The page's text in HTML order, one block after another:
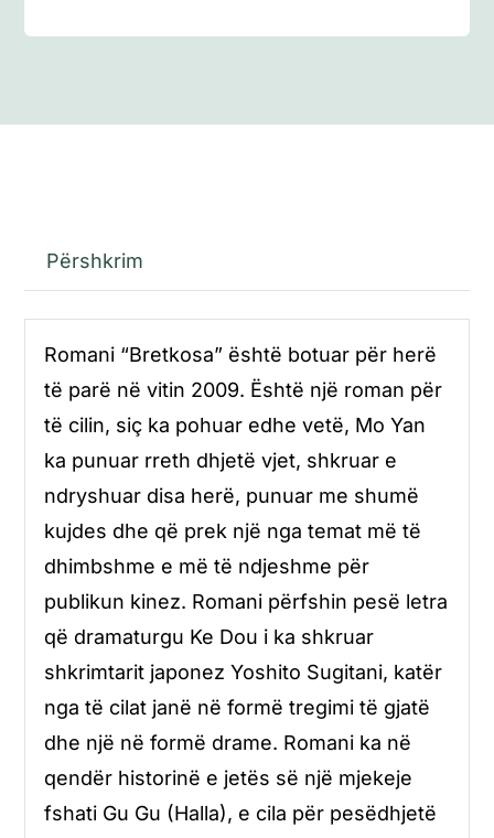
Përshkrim
Romani “Bretkosa” është botuar për herë
të parë në vitin 2009. Është një roman për
të cilin, siç ka pohuar edhe vetë, Mo Yan
ka punuar rreth dhjetë vjet, shkruar e
ndryshuar disa herë, punuar me shumë
kujdes dhe që prek një nga temat më të
dhimbshme e më të ndjeshme për
publikun kinez. Romani përfshin pesë letra
që dramaturgu Ke Dou i ka shkruar
shkrimtarit japonez Yoshito Sugitani, katër
nga të cilat janë në formë tregimi të gjatë
dhe një në formë drame. Romani ka në
qendër historinë e jetës së një mjekeje
fshati Gu Gu (Halla), e cila për pesëdhjetë